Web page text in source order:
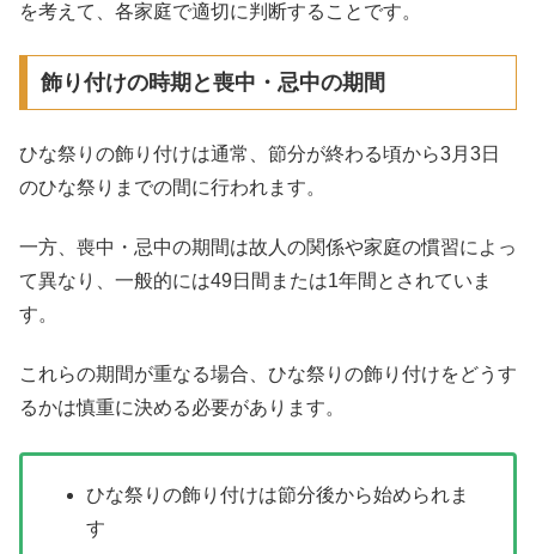
を考えて、各家庭で適切に判断することです。
飾り付けの時期と喪中・忌中の期間
ひな祭りの飾り付けは通常、節分が終わる頃から3月3日
のひな祭りまでの間に行われます。
一方、喪中・忌中の期間は故人の関係や家庭の慣習によっ
て異なり、一般的には49日間または1年間とされていま
す。
これらの期間が重なる場合、ひな祭りの飾り付けをどうす
るかは慎重に決める必要があります。
ひな祭りの飾り付けは節分後から始められま
す